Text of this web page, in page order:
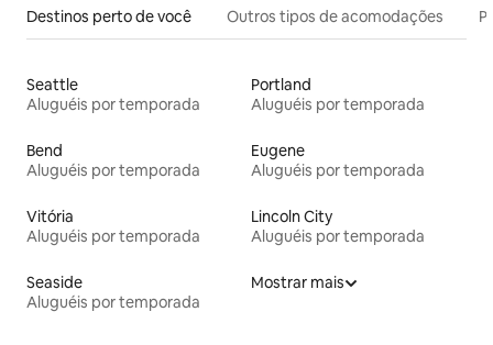
Destinos perto de você Outros tipos de acomodações
Seattle
Aluguéis por temporada
Portland
Aluguéis por temporada
Bend
Aluguéis por temporada
Eugene
Aluguéis por temporada
Vitória
Aluguéis por temporada
Lincoln City
Aluguéis por temporada
Seaside
Aluguéis por temporada
Mostrar mais